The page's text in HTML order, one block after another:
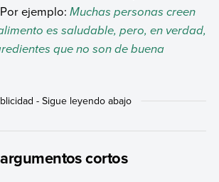
ejemplo: Muchas personas creen
es saludable, pero, en verdad,
que no son de buena
cortos